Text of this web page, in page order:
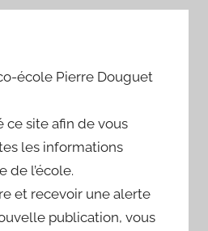
école Pierre Douguet
ce site afin de vous
les informations
de l’école.
et recevoir une alerte
publication, vous